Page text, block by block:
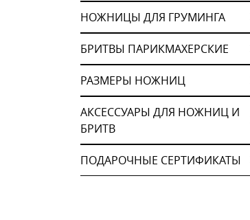
НОЖНИЦЫ ДЛЯ ГРУМИНГА
БРИТВЫ ПАРИКМАХЕРСКИЕ
РАЗМЕРЫ НОЖНИЦ
АКСЕССУАРЫ ДЛЯ НОЖНИЦ И
БРИТВ
ПОДАРОЧНЫЕ СЕРТИФИКАТЫ